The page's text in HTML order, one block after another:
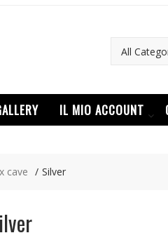
IL MIO ACCOUNT
cave Silver